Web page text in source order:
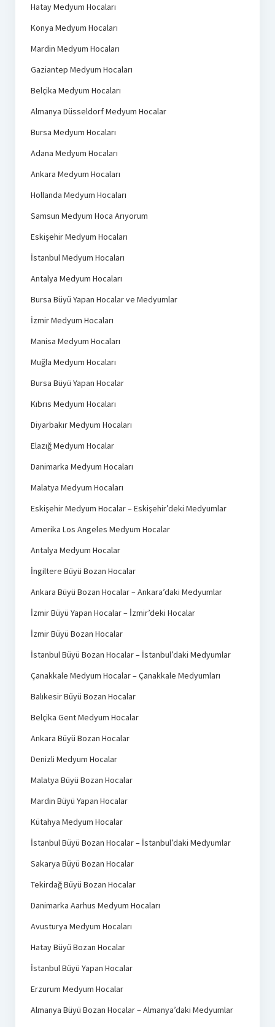
Hatay Medyum Hocaları
Konya Medyum Hocaları
Mardin Medyum Hocaları
Gaziantep Medyum Hocaları
Belçika Medyum Hocaları
Almanya Düsseldorf Medyum Hocalar
Bursa Medyum Hocaları
Adana Medyum Hocaları
Ankara Medyum Hocaları
Hollanda Medyum Hocaları
Samsun Medyum Hoca Arıyorum
Eskişehir Medyum Hocaları
İstanbul Medyum Hocaları
Antalya Medyum Hocaları
Bursa Büyü Yapan Hocalar ve Medyumlar
İzmir Medyum Hocaları
Manisa Medyum Hocaları
Muğla Medyum Hocaları
Bursa Büyü Yapan Hocalar
Kıbrıs Medyum Hocaları
Diyarbakır Medyum Hocaları
Elazığ Medyum Hocalar
Danimarka Medyum Hocaları
Malatya Medyum Hocaları
Eskişehir Medyum Hocalar – Eskişehir’deki Medyumlar
Amerika Los Angeles Medyum Hocalar
Antalya Medyum Hocalar
İngiltere Büyü Bozan Hocalar
Ankara Büyü Bozan Hocalar – Ankara’daki Medyumlar
İzmir Büyü Yapan Hocalar – İzmir’deki Hocalar
İzmir Büyü Bozan Hocalar
İstanbul Büyü Bozan Hocalar – İstanbul’daki Medyumlar
Çanakkale Medyum Hocalar – Çanakkale Medyumları
Balıkesir Büyü Bozan Hocalar
Belçika Gent Medyum Hocalar
Ankara Büyü Bozan Hocalar
Denizli Medyum Hocalar
Malatya Büyü Bozan Hocalar
Mardin Büyü Yapan Hocalar
Kütahya Medyum Hocalar
İstanbul Büyü Bozan Hocalar – İstanbul’daki Medyumlar
Sakarya Büyü Bozan Hocalar
Tekirdağ Büyü Bozan Hocalar
Danimarka Aarhus Medyum Hocaları
Avusturya Medyum Hocaları
Hatay Büyü Bozan Hocalar
İstanbul Büyü Yapan Hocalar
Erzurum Medyum Hocalar
Almanya Büyü Bozan Hocalar – Almanya’daki Medyumlar